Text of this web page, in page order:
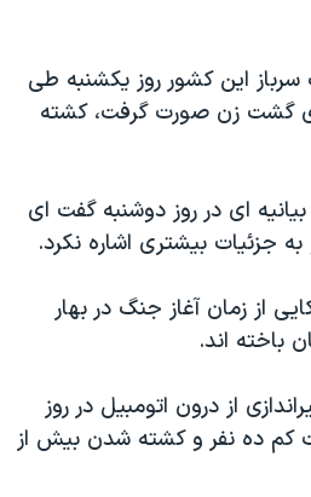
این کشور روز یکشنبه طی
گشت زن صورت گرفت، کشته
ای در روز دوشنبه گفت ای
جزئیات بیشتری اشاره نکرد.
آمریکایی از زمان آغاز جنگ در بهار
از درون اتومبیل در روز
ده نفر و کشته شدن بیش از